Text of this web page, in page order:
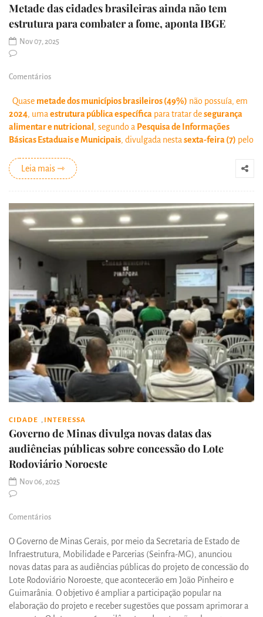
Metade das cidades brasileiras ainda não tem
estrutura para combater a fome, aponta IBGE
Nov 07, 2025
Comentários
Quase metade dos municípios brasileiros (49%) não possuía, em
2024, uma estrutura pública específica para tratar desegurança
alimentar e nutricional, segundo a Pesquisa de Informações
Básicas Estaduais e Municipais, divulgada nesta sexta-feira (7) pelo
Leia mais ⇾
CIDADE INTERESSA
Governo de Minas divulga novas datas das
audiências públicas sobre concessão do Lote
Rodoviário Noroeste
Nov 06, 2025
Comentários
O Governo de Minas Gerais, por meio da Secretaria de Estado de
Infraestrutura, Mobilidade e Parcerias (Seinfra-MG), anunciou
novas datas para as audiências públicas do projeto de concessão do
Lote Rodoviário Noroeste, que acontecerão em João Pinheiro e
Guimarânia. O objetivo é ampliar a participação popular na
elaboração do projeto e receber sugestões que possam aprimorar a